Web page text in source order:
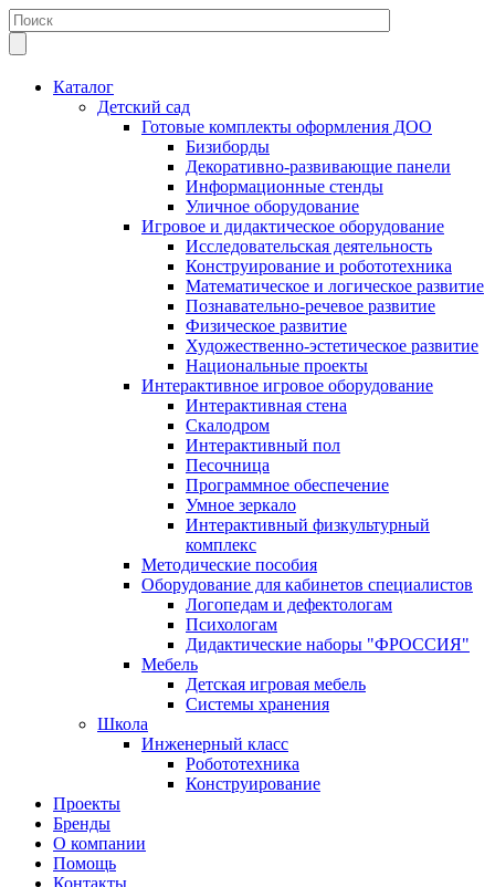
Каталог
Детский сад
Готовые комплекты оформления ДОО
Бизиборды
Декоративно-развивающие панели
Информационные стенды
Уличное оборудование
Игровое и дидактическое оборудование
Исследовательская деятельность
Конструирование и робототехника
Математическое и логическое развитие
Познавательно-речевое развитие
Физическое развитие
Художественно-эстетическое развитие
Национальные проекты
Интерактивное игровое оборудование
Интерактивная стена
Скалодром
Интерактивный пол
Песочница
Программное обеспечение
Умное зеркало
Интерактивный физкультурный
комплекс
Методические пособия
Оборудование для кабинетов специалистов
Логопедам и дефектологам
Психологам
Дидактические наборы "ФРОССИЯ"
Мебель
Детская игровая мебель
Системы хранения
Школа
Инженерный класс
Робототехника
Конструирование
Проекты
Бренды
О компании
Помощь
Контакты